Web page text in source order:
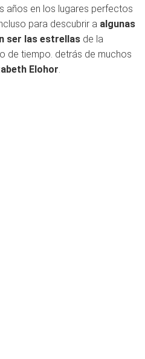
años en los lugares perfectos
para descubrir a algunas
ser las estrellas de la
de tiempo. detrás de muchos
Elohor.